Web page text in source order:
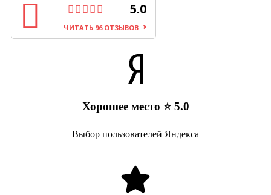
5.0
ЧИТАТЬ 96 ОТЗЫВОВ
Хорошее место ⭐ 5.0
Выбор пользователей Яндекса